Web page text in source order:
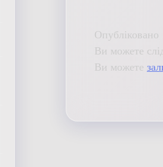
Ви можете
Ви можете